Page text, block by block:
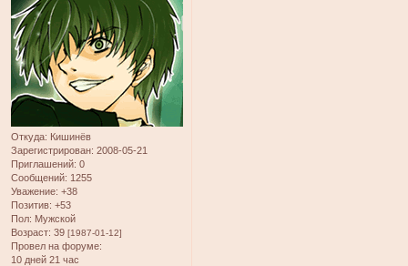
Откуда: Кишинёв
Зарегистрирован: 2008-05-21
Приглашений: 0
Сообщений: 1255
Уважение: +38
Позитив: +53
Пол: Мужской
Возраст: 39 [1987-01-12]
Провел на форуме:
10 дней 21 час